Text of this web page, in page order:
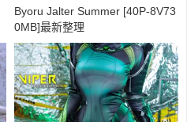
Byoru Jalter Summer [40P-8V73
0MB]最新整理